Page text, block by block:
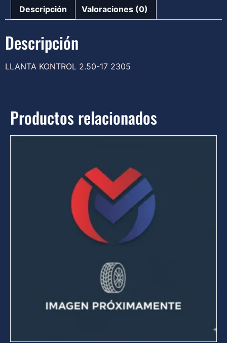
Descripción Valoraciones (0)
Descripción
LLANTA KONTROL 2.50-17 2305
Productos relacionados